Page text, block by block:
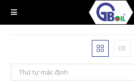
Thứ tự mặc định